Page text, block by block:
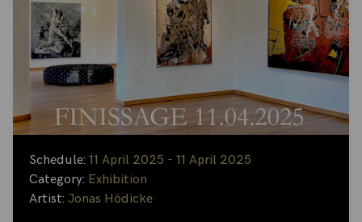
Schedule: 11 April 2025 - 11 April 2025
Category: Exhibition
Artist: Jonas Hödicke